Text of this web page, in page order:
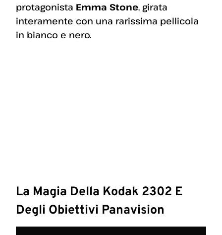
protagonista Emma Stone, girata
interamente con una rarissima pellicola
in bianco e nero.
La Magia Della Kodak 2302 E
Degli Obiettivi Panavision